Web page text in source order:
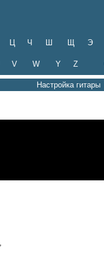
Ц Ч Ш Щ Э
V W Y Z
Настройка гитары